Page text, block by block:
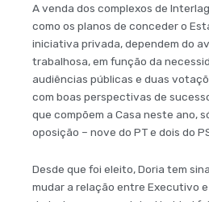
A venda dos complexos de
como os planos de conceder o
iniciativa privada, dependem do
trabalhosa, em função da
audiências públicas e duas
com boas perspectivas de
que compõem a Casa neste ano,
oposição – nove do PT e dois do
Desde que foi eleito, Doria tem
mudar a relação entre Executivo